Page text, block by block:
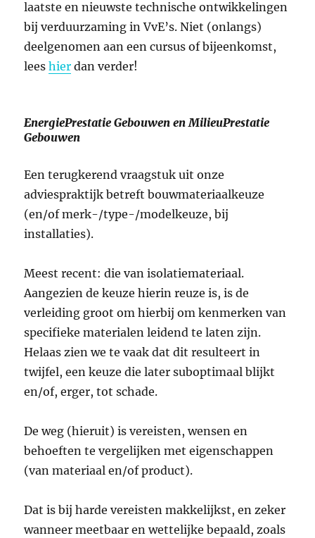
laatste en nieuwste technische ontwikkelingen
bij verduurzaming in VvE’s. Niet (onlangs)
deelgenomen aan een cursus of bijeenkomst,
leeshier dan verder!
EnergiePrestatie Gebouwen en MilieuPrestatie
Gebouwen
Een terugkerend vraagstuk uit onze
adviespraktijk betreft bouwmateriaalkeuze
(en/of merk-/type-/modelkeuze, bij
installaties).
Meest recent: die van isolatiemateriaal.
Aangezien de keuze hierin reuze is, is de
verleiding groot om hierbij om kenmerken van
specifieke materialen leidend te laten zijn.
Helaas zien we te vaak dat dit resulteert in
twijfel, een keuze die later suboptimaal blijkt
en/of, erger, tot schade.
De weg (hieruit) is vereisten, wensen en
behoeften te vergelijken met eigenschappen
(van materiaal en/of product).
Dat is bij harde vereisten makkelijkst, en zeker
wanneer meetbaar en wettelijke bepaald, zoals